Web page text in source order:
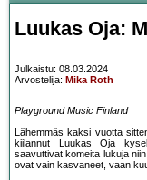
Luukas Oja:
Julkaistu: 08.03.2024
Arvostelija: Mika Roth
Playground Music Finland
Lähemmäs kaksi vuotta
kiilannut Luukas Oja
saavuttivat komeita lukuja
ovat vain kasvaneet, vaan